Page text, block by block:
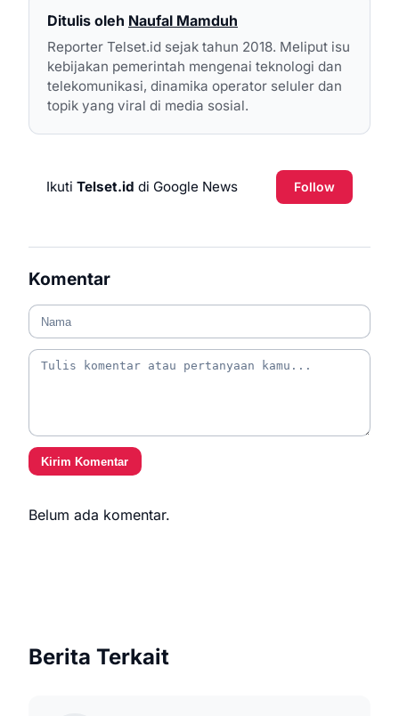
Ditulis oleh Naufal Mamduh
Reporter Telset.id sejak tahun 2018. Meliput isu
kebijakan pemerintah mengenai teknologi dan
telekomunikasi, dinamika operator seluler dan
topik yang viral di media sosial.
Ikuti Telset.id di Google News Follow
Komentar
Kirim Komentar
Belum ada komentar.
Berita Terkait